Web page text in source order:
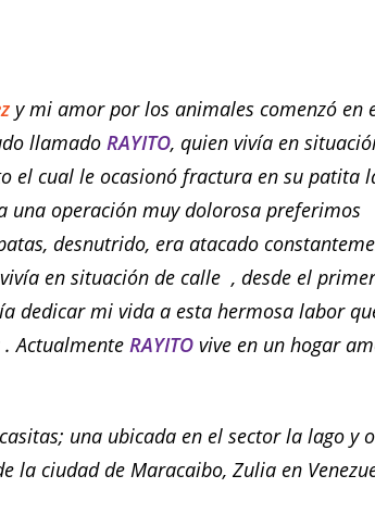
y mi amor por los animales comenzó en
llamado RAYITO, quien vivía en
el cual le ocasionó fractura en su patita
una operación muy dolorosa preferimos
desnutrido, era atacado
en situación de calle , desde el
dedicar mi vida a esta hermosa labor
Actualmente RAYITO vive en un hogar
una ubicada en el sector la lago y
la ciudad de Maracaibo, Zulia en